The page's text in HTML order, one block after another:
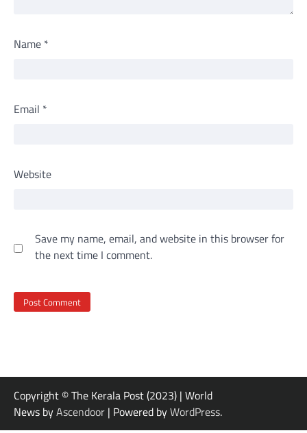
Name *
Email *
Website
Save my name, email, and website in this browser for
the next time I comment.
Copyright © The Kerala Post (2023) | World
News byAscendoor | Powered byWordPress.